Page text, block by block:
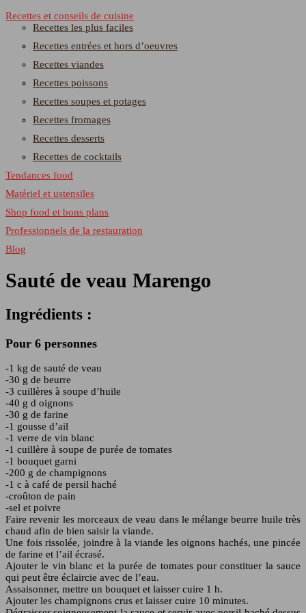
Recettes et conseils de cuisine
Recettes les plus faciles
Recettes entrées et hors d’oeuvres
Recettes viandes
Recettes poissons
Recettes soupes et potages
Recettes fromages
Recettes desserts
Recettes de cocktails
Tendances food
Matériel et ustensiles
Shop food et bons plans
Professionnels de la restauration
Blog
Sauté de veau Marengo
Ingrédients :
Pour 6 personnes
-1 kg de sauté de veau
-30 g de beurre
-3 cuillères à soupe d’huile
-40 g d oignons
-30 g de farine
-1 gousse d’ail
-1 verre de vin blanc
-1 cuillère à soupe de purée de tomates
-1 bouquet garni
-200 g de champignons
-1 c à café de persil haché
-croûton de pain
-sel et poivre
Faire revenir les morceaux de veau dans le mélange beurre huile très
chaud afin de bien saisir la viande.
Une fois rissolée, joindre à la viande les oignons hachés, une pincée
de farine et l’ail écrasé.
Ajouter le vin blanc et la purée de tomates pour constituer la sauce
qui peut être éclaircie avec de l’eau.
Assaisonner, mettre un bouquet et laisser cuire 1 h.
Ajouter les champignons crus et laisser cuire 10 minutes.